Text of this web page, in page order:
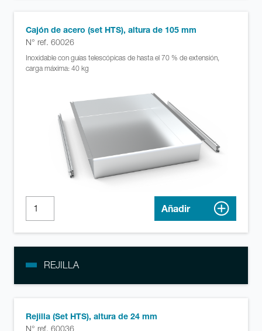
Cajón de acero (set HTS), altura de 105 mm
N° ref. 60026
Inoxidable con guías telescópicas de hasta el 70 % de extensión,
carga máxima: 40 kg
Añadir
REJILLA
Rejilla (Set HTS), altura de 24 mm
N° ref. 60036